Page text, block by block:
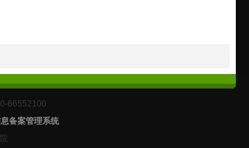
66552100
备案管理系统